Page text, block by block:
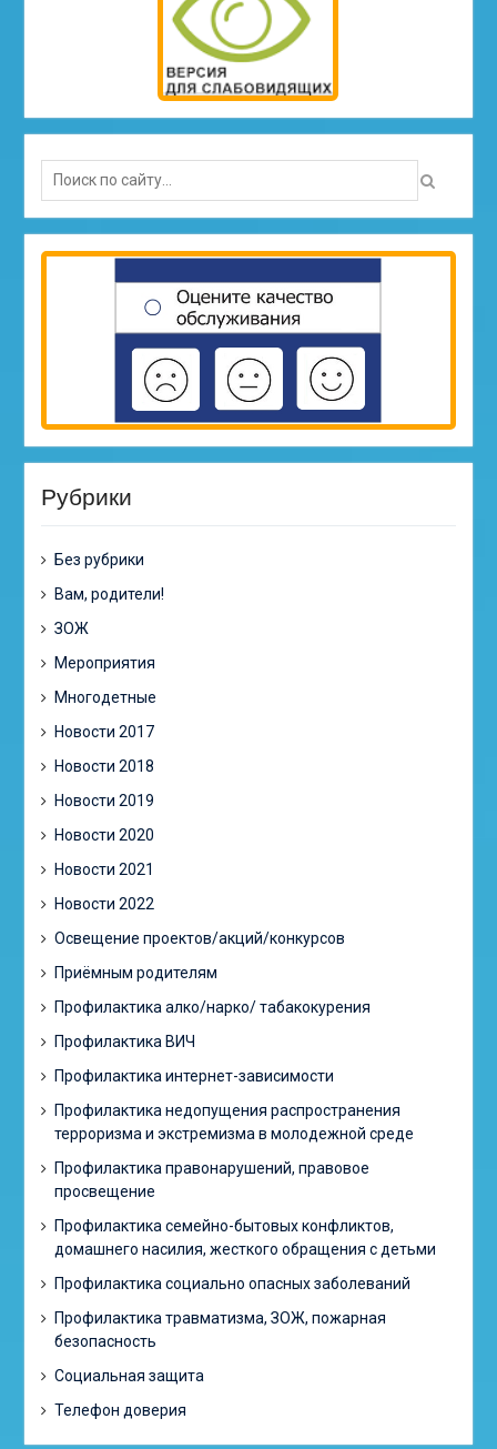
Search
for:
Рубрики
Без рубрики
Вам, родители!
ЗОЖ
Мероприятия
Многодетные
Новости 2017
Новости 2018
Новости 2019
Новости 2020
Новости 2021
Новости 2022
Освещение проектов/акций/конкурсов
Приёмным родителям
Профилактика алко/нарко/ табакокурения
Профилактика ВИЧ
Профилактика интернет-зависимости
Профилактика недопущения распространения
терроризма и экстремизма в молодежной среде
Профилактика правонарушений, правовое
просвещение
Профилактика семейно-бытовых конфликтов,
домашнего насилия, жесткого обращения с детьми
Профилактика социально опасных заболеваний
Профилактика травматизма, ЗОЖ, пожарная
безопасность
Социальная защита
Телефон доверия